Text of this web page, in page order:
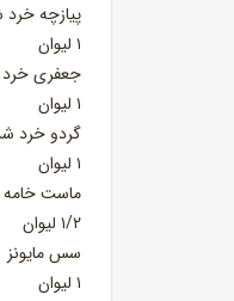
پیازچه
۱ لیوان
جعفری
۱ لیوان
گردو خرد
۱ لیوان
ماست
۱/۲ لیوان
سس مایونز
۱ لیوان